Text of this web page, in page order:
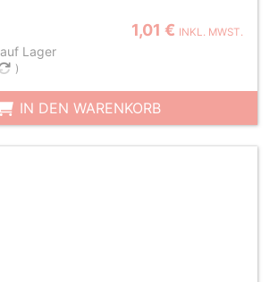
1,01 € INKL. MWST.
Lager
)
IN DEN WARENKORB